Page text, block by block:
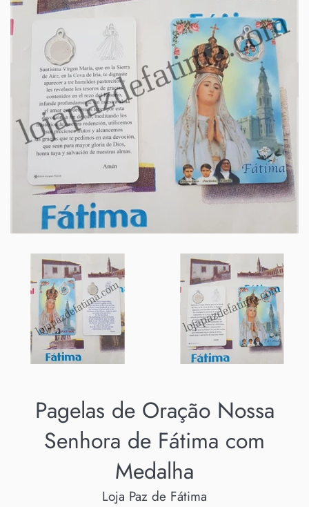
Pagelas de Oração Nossa
Senhora de Fátima com
Medalha
Loja Paz de Fátima